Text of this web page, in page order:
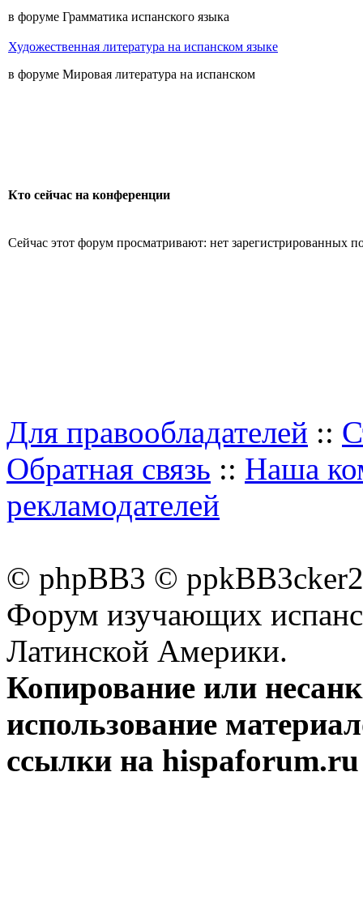
в форуме Грамматика испанского языка
Художественная литература на испанском языке
в форуме Мировая литература на испанском
Кто сейчас на конференции
Сейчас этот форум просматривают: нет зарегистрированных
Для правообладателей ::
Обратная связь :: Наша
рекламодателей
© phpBB3 ©
Форум изучающих
Латинской Америки.
Копирование или
использование
ссылки на hispaforum.ru